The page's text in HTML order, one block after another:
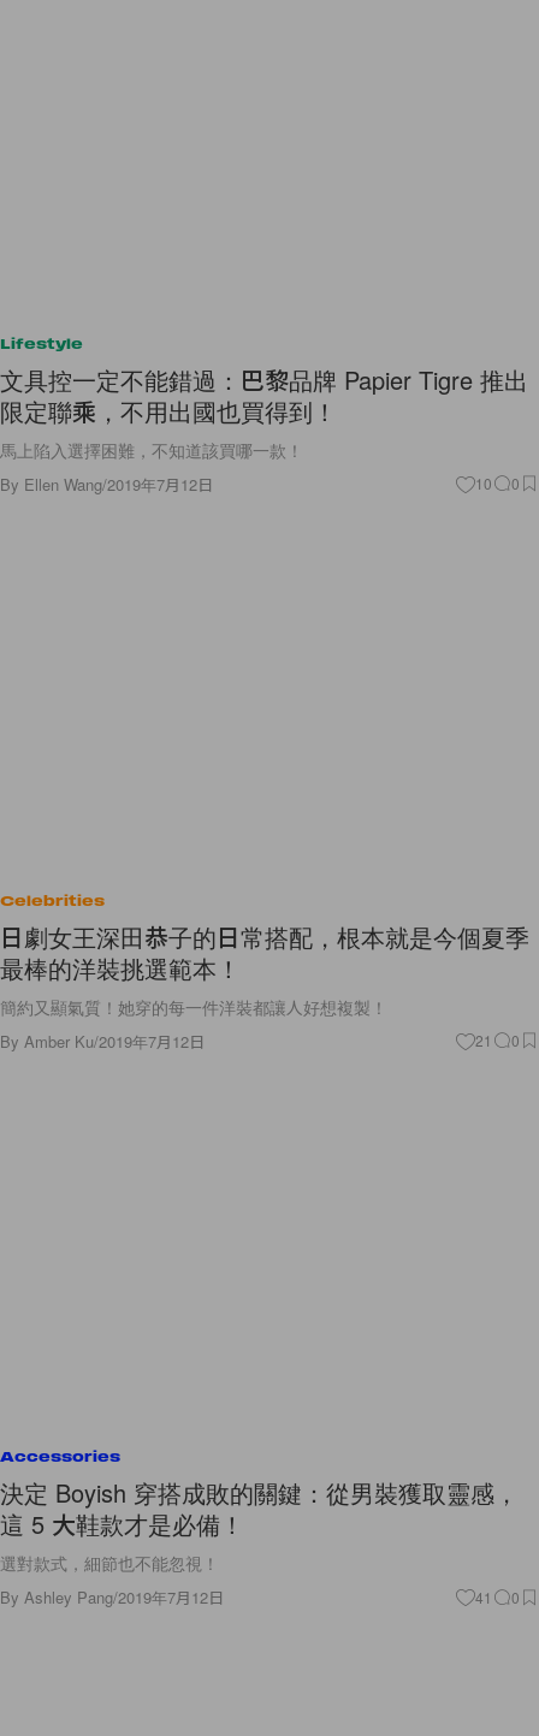
Lifestyle
文具控一定不能錯過：巴黎品牌 Papier Tigre 推出
限定聯乘，不用出國也買得到！
馬上陷入選擇困難，不知道該買哪一款！
By Ellen Wang/2019年7月12日 10 0
Celebrities
日劇女王深田恭子的日常搭配，根本就是今個夏季
最棒的洋裝挑選範本！
簡約又顯氣質！她穿的每一件洋裝都讓人好想複製！
By Amber Ku/2019年7月12日 21 0
Accessories
決定 Boyish 穿搭成敗的關鍵：從男裝獲取靈感，
這 5 大鞋款才是必備！
選對款式，細節也不能忽視！
By Ashley Pang/2019年7月12日 41 0